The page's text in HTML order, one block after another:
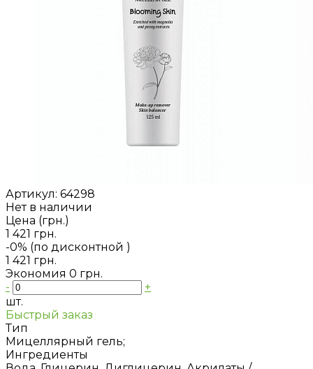
Артикул: 64298
Нет в наличии
Цена (грн.)
1 421 грн.
-0% (по дисконтной )
1 421 грн.
Экономия 0 грн.
-
+
шт.
Быстрый заказ
Тип
Мицеллярный гель;
Ингредиенты